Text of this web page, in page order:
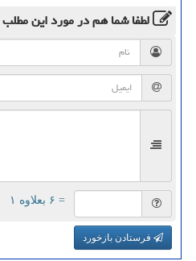
لطفا شما همدر مورد این مطلب
= ۶ بعلاوه ۱
فرستادن بازخورد